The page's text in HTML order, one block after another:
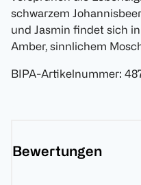
schwarzem
und Jasmin findet sich
Amber, sinnlichem
BIPA-Artikelnummer:
Bewertungen